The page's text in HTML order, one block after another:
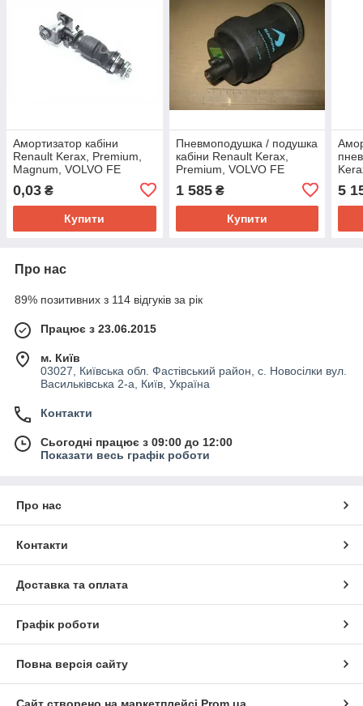
Амортизатор кабіни
Renault Kerax, Premium,
Magnum, VOLVO FE
(L191-275) задній (Sabo)
895373
0,03 ₴
Купити
Пневмоподушка / подушка
кабіни Renault Kerax,
Premium, VOLVO FE
080.238-01
1 585₴
Купити
5
Про нас
89% позитивних з 114 відгуків за рік
Працює з 23.06.2015
м. Київ
03027, Київська обл. Фастівський район, с. Новосілки вул.
Васильківська 2-а, Київ, Україна
Контакти
Сьогодні працює з 09:00 до 12:00
Показати весь графік роботи
Про нас
Контакти
Доставка та оплата
Графік роботи
Повна версія сайту